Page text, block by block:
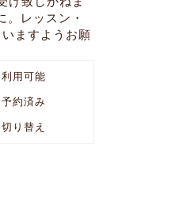
。レッスン・
ますようお願
利用可能
予約済み
切り替え